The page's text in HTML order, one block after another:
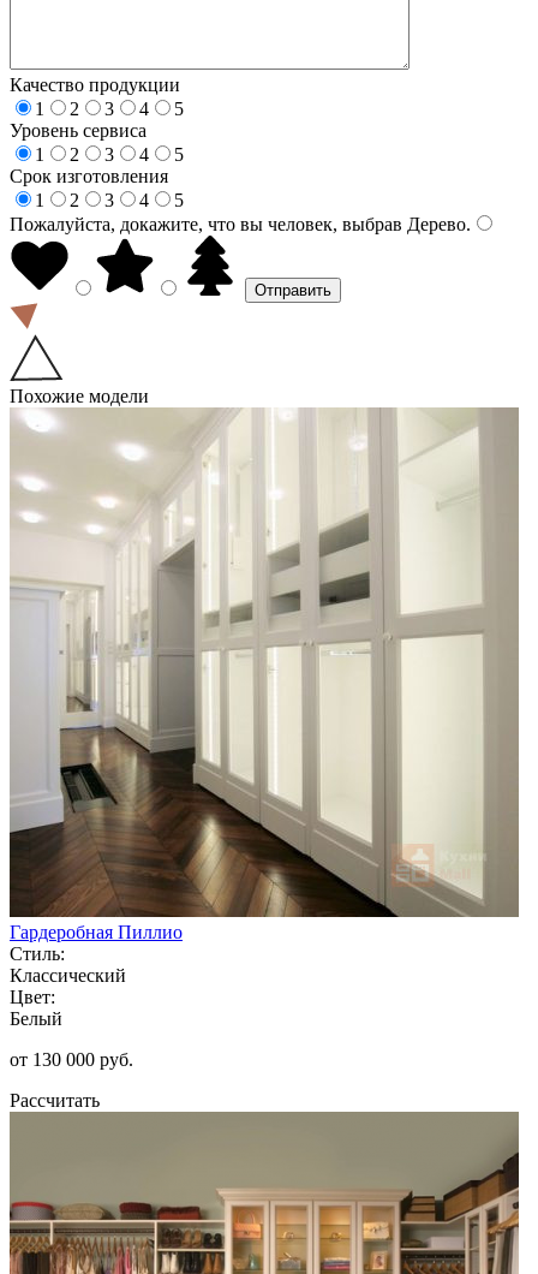
Качество продукции
1
2 3 4
5
Уровень сервиса
1
2 3 4
5
Срок изготовления
1
2 3 4
5
Пожалуйста, докажите, что вы человек, выбрав Дерево.
Похожие модели
Гардеробная Пиллио
Стиль:
Классический
Цвет:
Белый
от 130 000 руб.
Рассчитать